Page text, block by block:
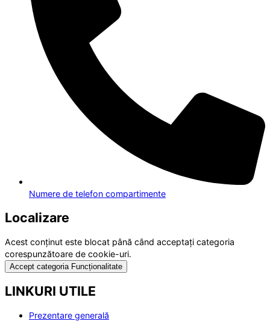
Numere de telefon compartimente
Localizare
Acest conținut este blocat până când acceptați categoria
corespunzătoare de cookie-uri.
Accept categoria Funcționalitate
LINKURI UTILE
Prezentare generală